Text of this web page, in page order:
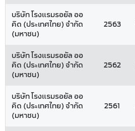
บริษัท โรงแรมรอยัล ออ
คิด (ประเทศไทย) จำกัด
(มหาชน)
2563
บริษัท โรงแรมรอยัล ออ
คิด (ประเทศไทย) จำกัด
(มหาชน)
2562
บริษัท โรงแรมรอยัล ออ
คิด (ประเทศไทย) จำกัด
(มหาชน)
2561